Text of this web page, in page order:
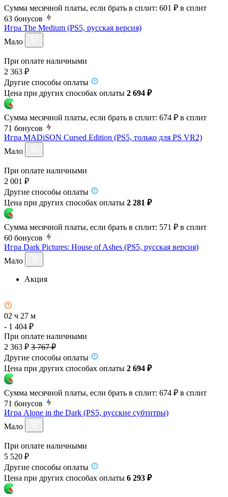
Сумма месячной платы, если брать в сплит: 601 ₽ в сплит
63 бонусов
Игра The Medium (PS5, русская версия)
Мало
При оплате наличными
2 363 ₽
Другие способы оплаты
Цена при других способах оплаты 2 694 ₽
Сумма месячной платы, если брать в сплит: 674 ₽ в сплит
71 бонусов
Игра MADiSON Cursed Edition (PS5, только для PS VR2)
Мало
При оплате наличными
2 001 ₽
Другие способы оплаты
Цена при других способах оплаты 2 281 ₽
Сумма месячной платы, если брать в сплит: 571 ₽ в сплит
60 бонусов
Игра Dark Pictures: House of Ashes (PS5, русская версия)
Мало
Акция
02 ч 27 м
- 1 404 ₽
При оплате наличными
2 363 ₽ 3 767 ₽
Другие способы оплаты
Цена при других способах оплаты 2 694 ₽
Сумма месячной платы, если брать в сплит: 674 ₽ в сплит
71 бонусов
Игра Alone in the Dark (PS5, русские субтитры)
Мало
При оплате наличными
5 520 ₽
Другие способы оплаты
Цена при других способах оплаты 6 293 ₽